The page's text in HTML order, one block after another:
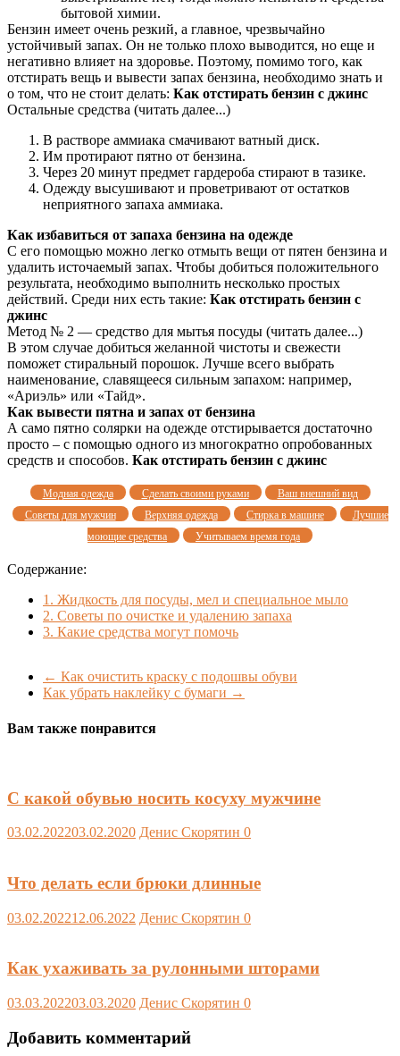
бытовой химии.
Бензин имеет очень резкий, а главное, чрезвычайно
устойчивый запах. Он не только плохо выводится, но еще и
негативно влияет на здоровье. Поэтому, помимо того, как
отстирать вещь и вывести запах бензина, необходимо знать и
о том, что не стоит делать: Как отстирать бензин с джинс
Остальные средства (читать далее...)
В растворе аммиака смачивают ватный диск.
Им протирают пятно от бензина.
Через 20 минут предмет гардероба стирают в тазике.
Одежду высушивают и проветривают от остатков
неприятного запаха аммиака.
Как избавиться от запаха бензина на одежде
С его помощью можно легко отмыть вещи от пятен бензина и
удалить источаемый запах. Чтобы добиться положительного
результата, необходимо выполнить несколько простых
действий. Среди них есть такие: Как отстирать бензин с
джинс
Метод № 2 — средство для мытья посуды (читать далее...)
В этом случае добиться желанной чистоты и свежести
поможет стиральный порошок. Лучше всего выбрать
наименование, славящееся сильным запахом: например,
«Ариэль» или «Тайд».
Как вывести пятна и запах от бензина
А само пятно солярки на одежде отстирывается достаточно
просто – с помощью одного из многократно опробованных
средств и способов. Как отстирать бензин с джинс
Модная одежда Сделать своими руками
Ваш внешний вид
Советы для мужчин
Верхняя одежда Стирка в машине
Лучшие
моющие средства
Учитываем время года
Содержание:
1. Жидкость для посуды, мел и специальное мыло
2. Советы по очистке и удалению запаха
3. Какие средства могут помочь
← Как очистить краску с подошвы обуви
Как убрать наклейку с бумаги →
Вам также понравится
С какой обувью носить косуху мужчине
03.02.202203.02.2020 Денис Скорятин 0
Что делать если брюки длинные
03.02.202212.06.2022 Денис Скорятин 0
Как ухаживать за рулонными шторами
03.03.202203.03.2020 Денис Скорятин 0
Добавить комментарий